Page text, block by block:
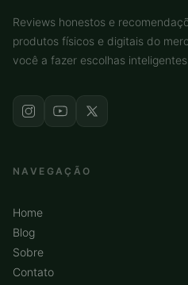
Reviews honestos e
produtos físicos e digitais do
você a fazer escolhas inteligentes.
NAVEGAÇÃO
Home
Blog
Sobre
Contato